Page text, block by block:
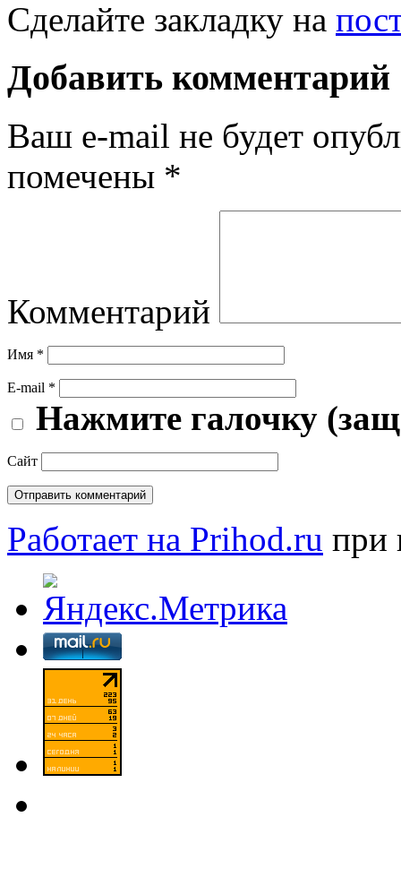
Сделайте закладку на
Добавить комментарий
Ваш e-mail не будет
помечены *
Комментарий
Имя *
E-mail *
Нажмите галочку
Сайт
Работает на Prihod.ru при